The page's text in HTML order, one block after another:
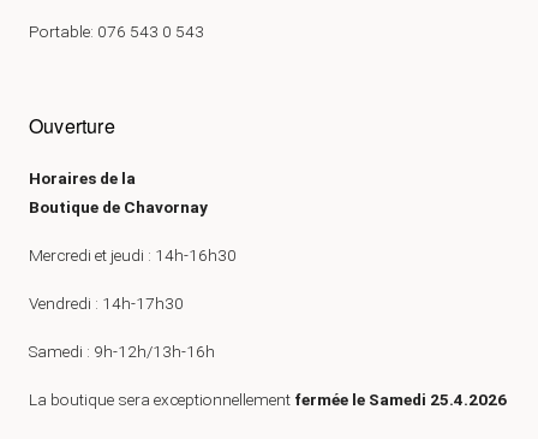
Portable: 076 543 0 543
Ouverture
Horaires de la
Boutique de Chavornay
Mercredi et jeudi : 14h-16h30
Vendredi : 14h-17h30
Samedi : 9h-12h/13h-16h
La boutique sera exceptionnellement fermée le Samedi 25.4.2026